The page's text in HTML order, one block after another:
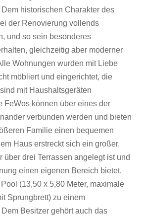
historischen Charakter des
der Renovierung vollends
und so sein besonderes
gleichzeitig aber moderner
Wohnungen wurden mit Liebe
möbliert und eingerichtet, die
mit Haushaltsgeräten
FeWos können über eines der
verbunden werden und bieten
Familie einen bequemen
Haus erstreckt sich ein großer,
über drei Terrassen angelegt ist und
einen eigenen Bereich bietet.
(13,50 x 5,80 Meter, maximale
Sprungbrett) zu einem
Besitzer gehört auch das